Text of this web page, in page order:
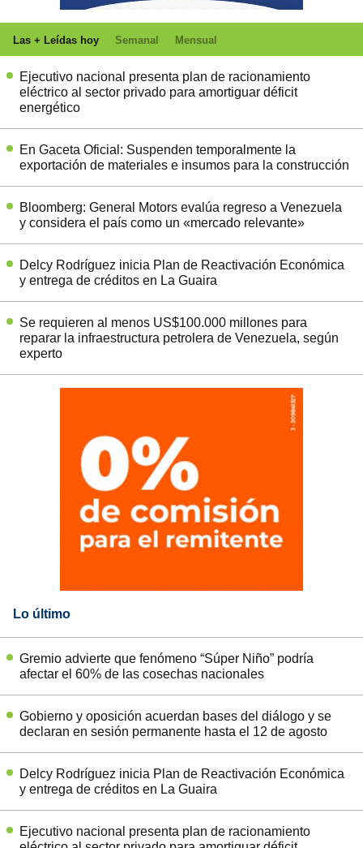
Las + Leídas hoy Semanal Mensual
Ejecutivo nacional presenta plan de racionamiento
eléctrico al sector privado para amortiguar déficit
energético
En Gaceta Oficial: Suspenden temporalmente la
exportación de materiales e insumos para la construcción
Bloomberg: General Motors evalúa regreso a Venezuela
y considera el país como un «mercado relevante»
Delcy Rodríguez inicia Plan de Reactivación Económica
y entrega de créditos en La Guaira
Se requieren al menos US$100.000 millones para
reparar la infraestructura petrolera de Venezuela, según
experto
Lo último
Gremio advierte que fenómeno “Súper Niño” podría
afectar el 60% de las cosechas nacionales
Gobierno y oposición acuerdan bases del diálogo y se
declaran en sesión permanente hasta el 12 de agosto
Delcy Rodríguez inicia Plan de Reactivación Económica
y entrega de créditos en La Guaira
Ejecutivo nacional presenta plan de racionamiento